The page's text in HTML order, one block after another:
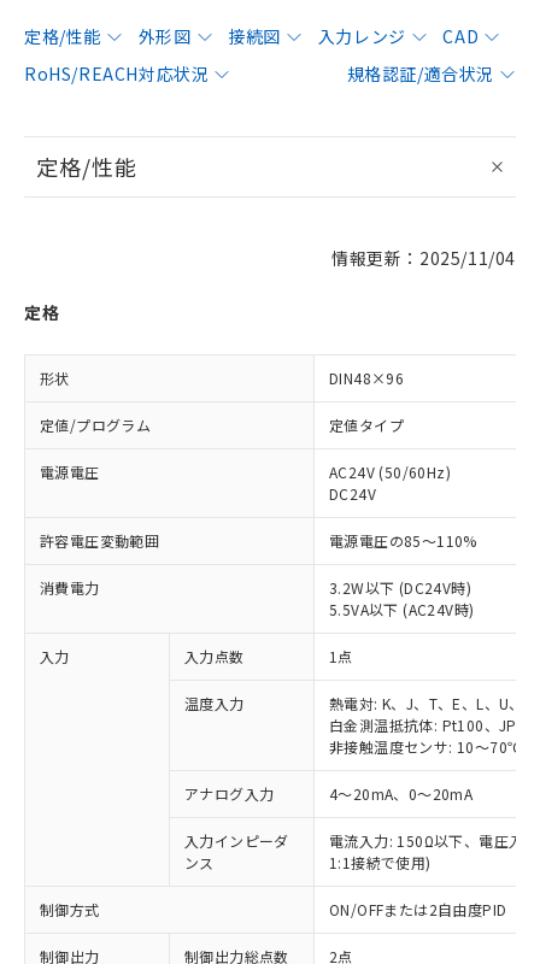
定格/性能 外形図 接続図 入力レンジ
CAD
RoHS/REACH対応状況
規格認証/適合状況
定格/性能
情報更新：2025/11/04
定格
形状 DIN48×96
定値/プログラム 定値タイプ
電源電圧
AC24V (50/60Hz)
DC24V
許容電圧変動範囲 電源電圧の85～110%
消費電力
3.2W以下 (DC24V時)
5.5VA以下 (AC24V時)
入力 入力点数 1点
温度入力
熱電対: K、J、T、E、L、U、
白金測温抵抗体: Pt100、
非接触温度センサ: 10～70℃
アナログ入力 4～20mA、0～20mA
入力インピーダ
ンス
電流入力: 150Ω以下、電圧入
1:1接続で使用)
制御方式 ON/OFFまたは2自由度PID（
制御出力 制御出力総点数 2点